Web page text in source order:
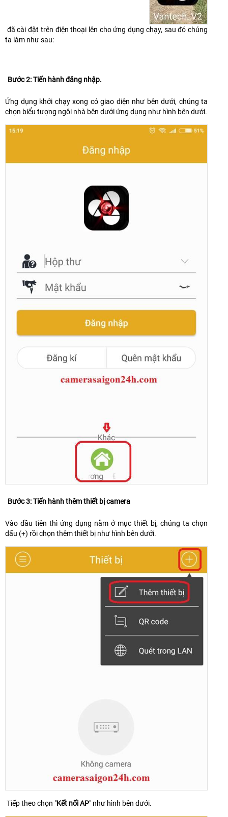
đã cài đặt trên điện thoại lên cho ứng dụng chạy, sau đó chúng
ta làm như sau:
Bước 2: Tiến hành đăng nhập.
Ứng dụng khởi chạy xong có giao diện như bên dưới, chúng ta
chọn biểu tượng ngôi nhà bên dưới ứng dụng như hình bên dưới.
Bước 3: Tiến hành thêm thiết bị camera
Vào đầu tiên thì ứng dụng nằm ở mục thiết bị, chúng ta chọn
dấu (+) rồi chọn thêm thiết bị như hình bên dưới.
Tiếp theo chọn "Kết nối AP" như hình bên dưới.